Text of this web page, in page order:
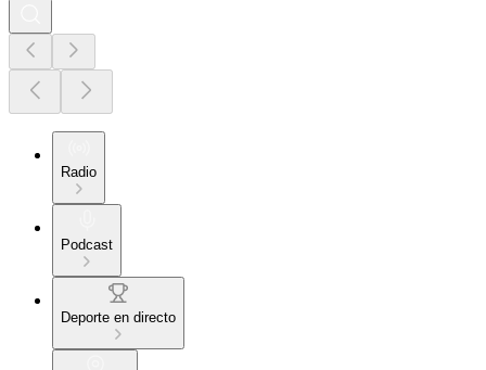
Radio
Podcast
Deporte en directo